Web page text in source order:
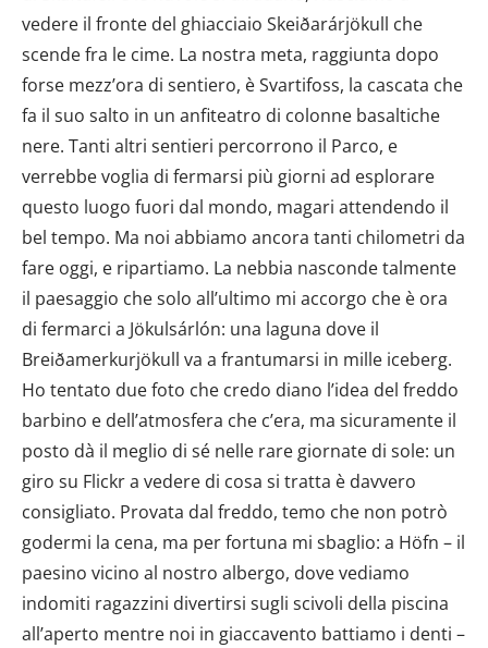
Utilizziamo i cookie per personalizzare contenuti ed
annunci, per fornire funzionalità dei social media e per
analizzare il nostro traffico. Condividiamo inoltre
informazioni sul modo in cui utilizzi il nostro sito con i
nostri partner che si occupano di analisi dei dati web,
pubblicità e social media, i quali potrebbero combinarle
con altre informazioni che hai fornito loro o che hanno
raccolto dal tuo utilizzo dei loro servizi.
vedere il fronte del ghiacciaio Skeiðarárjökull che
scende fra le cime. La nostra meta, raggiunta dopo
forse mezz’ora di sentiero, è Svartifoss, la cascata che
fa il suo salto in un anfiteatro di colonne basaltiche
nere. Tanti altri sentieri percorrono il Parco, e
verrebbe voglia di fermarsi più giorni ad esplorare
questo luogo fuori dal mondo, magari attendendo il
bel tempo. Ma noi abbiamo ancora tanti chilometri da
fare oggi, e ripartiamo. La nebbia nasconde talmente
il paesaggio che solo all’ultimo mi accorgo che è ora
di fermarci a Jökulsárlón: una laguna dove il
Breiðamerkurjökull va a frantumarsi in mille iceberg.
Ho tentato due foto che credo diano l’idea del freddo
barbino e dell’atmosfera che c’era, ma sicuramente il
posto dà il meglio di sé nelle rare giornate di sole: un
giro su Flickr a vedere di cosa si tratta è davvero
consigliato. Provata dal freddo, temo che non potrò
godermi la cena, ma per fortuna mi sbaglio: a Höfn – il
paesino vicino al nostro albergo, dove vediamo
indomiti ragazzini divertirsi sugli scivoli della piscina
all’aperto mentre noi in giaccavento battiamo i denti –